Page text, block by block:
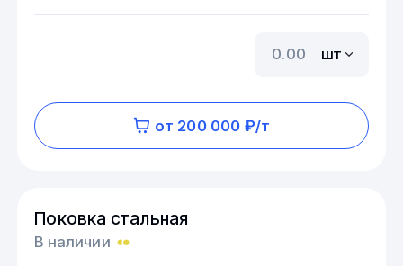
шт
от 200 000 ₽/т
Поковка стальная
В наличии